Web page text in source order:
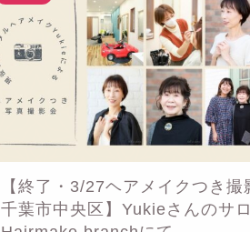
【終了・3/27ヘアメイクつき撮
千葉市中央区】Yukieさんのサ